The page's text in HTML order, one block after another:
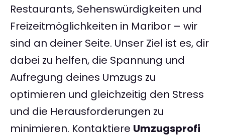
Restaurants, Sehenswürdigkeiten und
Freizeitmöglichkeiten in Maribor – wir
sind an deiner Seite. Unser Ziel ist es, dir
dabei zu helfen, die Spannung und
Aufregung deines Umzugs zu
optimieren und gleichzeitig den Stress
und die Herausforderungen zu
minimieren. Kontaktiere Umzugsprofi